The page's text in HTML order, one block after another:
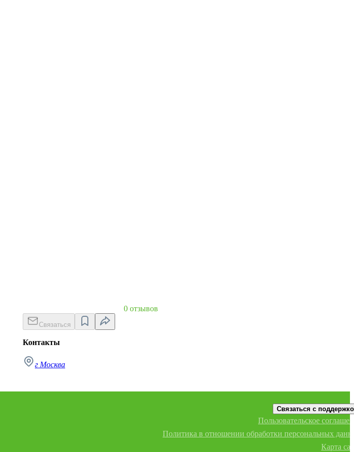
0 отзывов
Связаться
Контакты
г Москва
Связаться с
Пользовательское
Политика в отношении обработки персональных
Карта